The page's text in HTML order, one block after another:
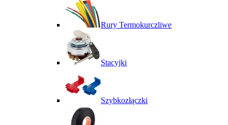
Rury Termokurczliwe
Stacyjki
Szybkozłączki